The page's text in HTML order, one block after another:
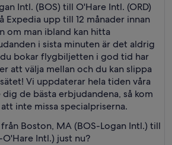
Intl. (BOS) till O'Hare Intl. (ORD)
Expedia upp till 12 månader innan
om man ibland kan hitta
i sista minuten är det aldrig
bokar flygbiljetten i god tid har
att välja mellan och du kan slippa
Vi uppdaterar hela tiden våra
de bästa erbjudandena, så kom
inte missa specialpriserna.
Boston, MA (BOS-Logan Intl.) till
O'Hare Intl.) just nu?